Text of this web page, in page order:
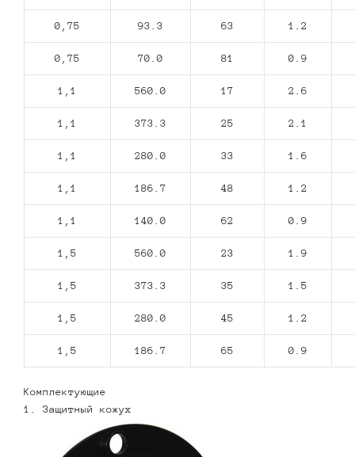
0,75 93.3 63 1.2
0,75 70.0 81 0.9
1,1 560.0 17 2.6
1,1 373.3 25 2.1
1,1 280.0 33 1.6
1,1 186.7 48 1.2
1,1 140.0 62 0.9
1,5 560.0 23 1.9
1,5 373.3 35 1.5
1,5 280.0 45 1.2
1,5 186.7 65 0.9
Комплектующие
1. Защитный кожух